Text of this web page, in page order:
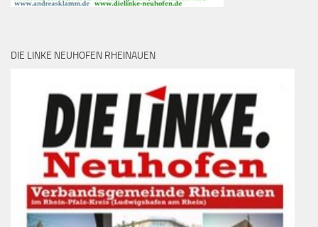
DIE LINKE NEUHOFEN RHEINAUEN